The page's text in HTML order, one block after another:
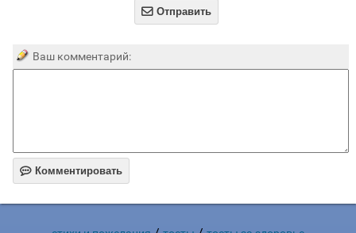
 Отправить
Ваш комментарий:
 Комментировать